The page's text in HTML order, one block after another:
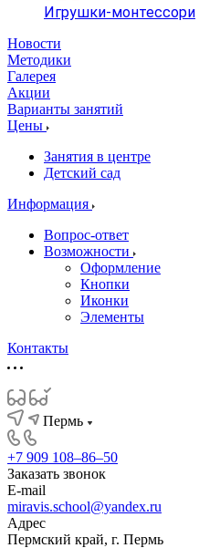
Игрушки-монтессори
Новости
Методики
Галерея
Акции
Варианты занятий
Цены
Занятия в центре
Детский сад
Информация
Вопрос-ответ
Возможности
Оформление
Кнопки
Иконки
Элементы
Контакты
Пермь
+7 909 108‒86‒50
Заказать звонок
E-mail
miravis.school@yandex.ru
Адрес
Пермский край, г. Пермь